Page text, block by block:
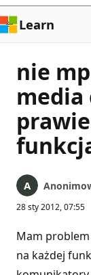
Learn
nie
media
28 sty 2012, 07:55
Mam
na każdej